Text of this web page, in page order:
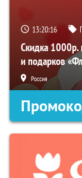
13:20:15
Скидка 1000р.
и подарков
Россия